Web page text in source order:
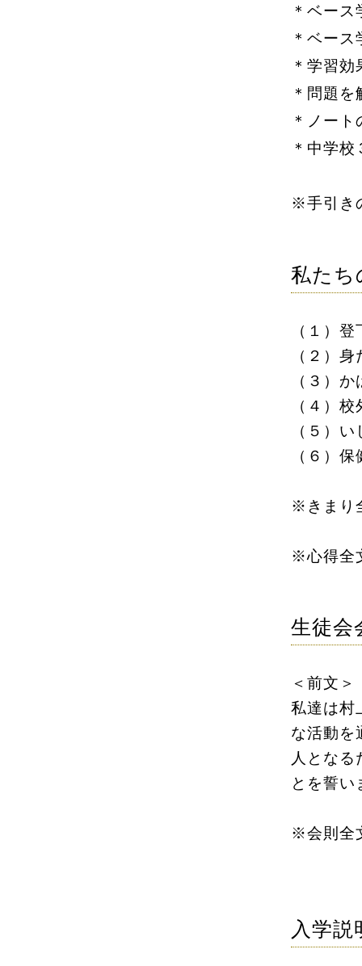
＊ベー
＊ベー
＊学習
＊問題
＊ノート
＊中学
※手引き
私たち
（１）
（２）
（３）
（４）
（５）
（６）
※きまり
※心得全
生徒会
＜前文＞
私達は村
な活動を
人とな
とを誓い
※会則全
入学説